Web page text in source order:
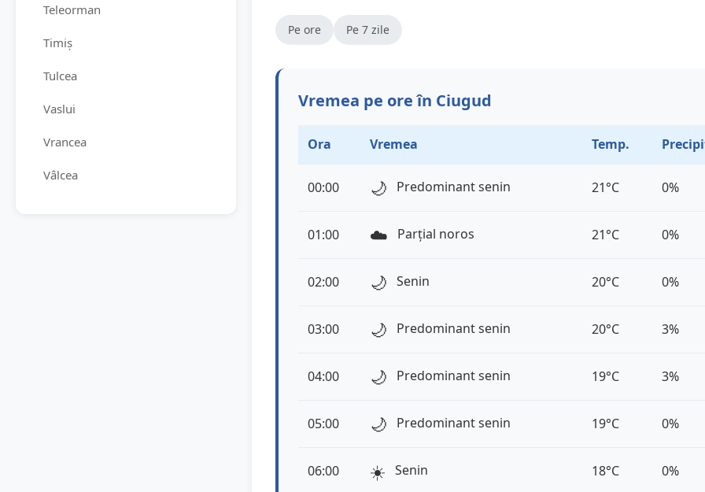
Teleorman
Timiș
Tulcea
Vaslui
Vrancea
Vâlcea
Pe ore Pe 7 zile
Vremea pe ore în Ciugud
Ora Vremea Temp.
00:00 🌙 Predominant senin 21°C 0%
01:00 ☁️ Parțial noros 21°C 0%
02:00 🌙 Senin 20°C 0%
03:00 🌙 Predominant senin 20°C 3%
04:00 🌙 Predominant senin 19°C 3%
05:00 🌙 Predominant senin 19°C 0%
06:00 ☀️ Senin 18°C 0%